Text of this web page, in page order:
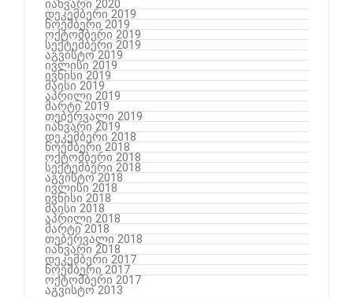
იანვარი 2020
დეკემბერი 2019
ნოემბერი 2019
ოქტომბერი 2019
სექტემბერი 2019
აგვისტო 2019
ივლისი 2019
ივნისი 2019
მაისი 2019
აპრილი 2019
მარტი 2019
თებერვალი 2019
იანვარი 2019
დეკემბერი 2018
ნოემბერი 2018
ოქტომბერი 2018
სექტემბერი 2018
აგვისტო 2018
ივლისი 2018
ივნისი 2018
მაისი 2018
აპრილი 2018
მარტი 2018
თებერვალი 2018
იანვარი 2018
დეკემბერი 2017
ნოემბერი 2017
ოქტომბერი 2017
აგვისტო 2013